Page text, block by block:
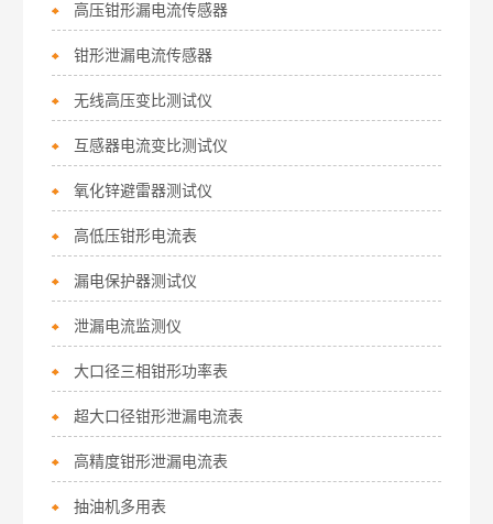
高压钳形漏电流传感器
钳形泄漏电流传感器
无线高压变比测试仪
互感器电流变比测试仪
氧化锌避雷器测试仪
高低压钳形电流表
漏电保护器测试仪
泄漏电流监测仪
大口径三相钳形功率表
超大口径钳形泄漏电流表
高精度钳形泄漏电流表
抽油机多用表